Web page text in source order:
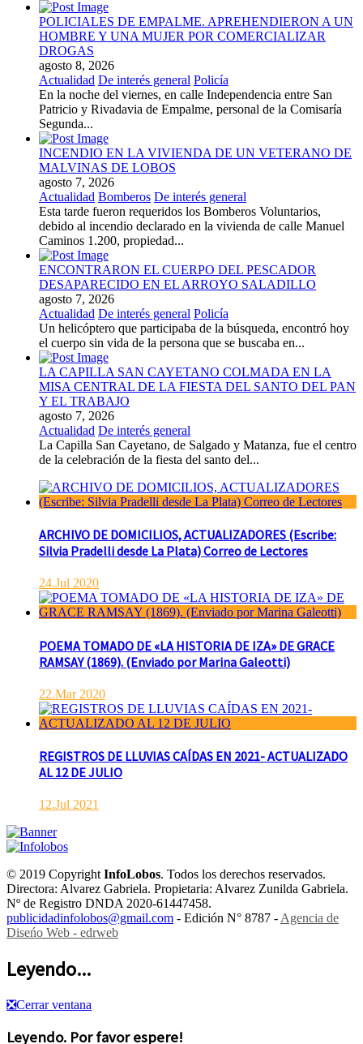
POLICIALES DE EMPALME. APREHENDIERON A UN
HOMBRE Y UNA MUJER POR COMERCIALIZAR
DROGAS
agosto 8, 2026
Actualidad De interés general Policía
En la noche del viernes, en calle Independencia entre San
Patricio y Rivadavia de Empalme, personal de la Comisaría
Segunda...
INCENDIO EN LA VIVIENDA DE UN VETERANO DE
MALVINAS DE LOBOS
agosto 7, 2026
Actualidad Bomberos De interés general
Esta tarde fueron requeridos los Bomberos Voluntarios,
debido al incendio declarado en la vivienda de calle Manuel
Caminos 1.200, propiedad...
ENCONTRARON EL CUERPO DEL PESCADOR
DESAPARECIDO EN EL ARROYO SALADILLO
agosto 7, 2026
Actualidad De interés general Policía
Un helicóptero que participaba de la búsqueda, encontró hoy
el cuerpo sin vida de la persona que se buscaba en...
LA CAPILLA SAN CAYETANO COLMADA EN LA
MISA CENTRAL DE LA FIESTA DEL SANTO DEL PAN
Y EL TRABAJO
agosto 7, 2026
Actualidad De interés general
La Capilla San Cayetano, de Salgado y Matanza, fue el centro
de la celebración de la fiesta del santo del...
ARCHIVO DE DOMICILIOS, ACTUALIZADORES (Escribe:
Silvia Pradelli desde La Plata) Correo de Lectores
24.Jul 2020
POEMA TOMADO DE «LA HISTORIA DE IZA» DE GRACE
RAMSAY (1869). (Enviado por Marina Galeotti)
22.Mar 2020
REGISTROS DE LLUVIAS CAÍDAS EN 2021- ACTUALIZADO
AL 12 DE JULIO
12.Jul 2021
© 2019 CopyrightInfoLobos. Todos los derechos reservados.
Directora: Alvarez Gabriela. Propietaria: Alvarez Zunilda Gabriela.
Nº de Registro DNDA 2020-61447458.
publicidadinfolobos@gmail.com - Edición N° 8787 -Agencia de
Diseńo Web - edrweb
Leyendo...
❎Cerrar ventana
Leyendo. Por favor espere!